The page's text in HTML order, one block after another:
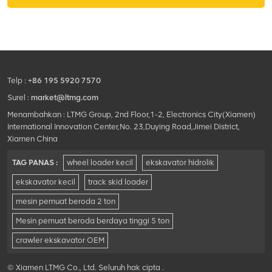
dan sistem getaran
ultraviolet dan fungsi
perlindungan terguling,
pemadatan opsional.
Telp : +86 195 5920 7570
Surel : market@ltmg.com
Menambahkan : LTMG Group, 2nd Floor,1-2, Electronics City(Xiamen)
International Innovation Center,No. 23,Duying Road,Jimei District,
Xiamen China
TAG PANAS : wheel loader kecil ekskavator hidrolik
ekskavator kecil track skid loader
mesin pemuat beroda 2 ton
Mesin pemuat beroda berdaya tinggi 5 ton
crawler ekskavator OEM
© Xiamen LTMG Co., Ltd. Seluruh hak cipta .